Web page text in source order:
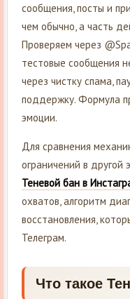
сообщения, посты и
чем обычно, а часть
Проверяем через
тестовые сообщения
через чистку спама,
поддержку. Формула
эмоции.
Для сравнения
ограничений в другой
Теневой бан в
охватов, алгоритм
восстановления,
Телеграм.
Что такое